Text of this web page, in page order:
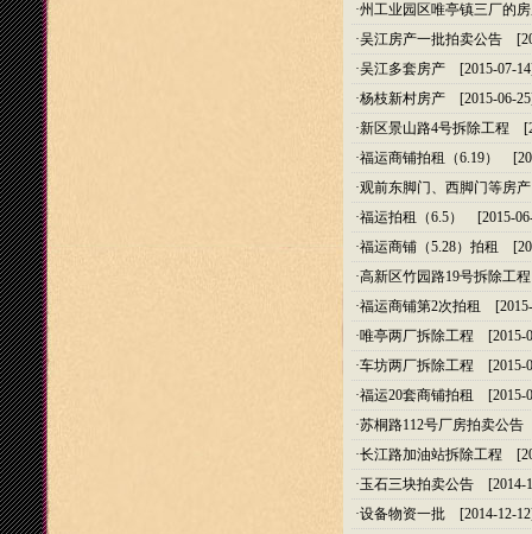
·州工业园区唯亭镇三厂的
·吴江房产一批拍卖公告
·吴江多套房产 [2015-07-
·杨枝新村房产 [2015-06-
·新区景山路4号拆除工程
·福运商铺拍租（6.19）
·观前东脚门、西脚门等房产
·福运拍租（6.5）
[2015-
·福运商铺（5.28）拍租
·高新区竹园路19号拆除工程
·福运商铺第2次拍租
·唯亭两厂拆除工程 [2015-
·车坊两厂拆除工程 [2015-
·福运20套商铺拍租
[2015-
·苏桐路112号厂房拍卖公告
·长江路加油站拆除工程
·玉石三块拍卖公告 [2014-
·设备物资一批 [2014-12-